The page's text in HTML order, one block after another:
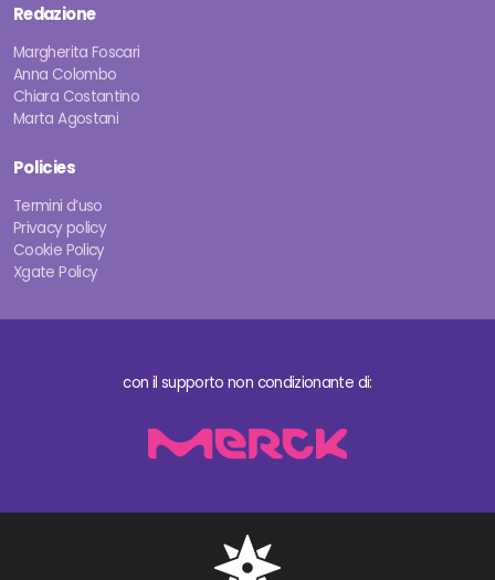
Redazione
Margherita Foscari
Anna Colombo
Chiara Costantino
Marta Agostani
Policies
Termini d’uso
Privacy policy
Cookie Policy
Xgate Policy
con il supporto non condizionante di: